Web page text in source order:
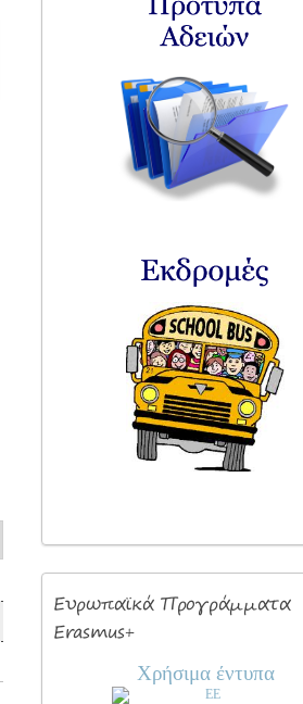
ΕυρωπαϊκάΠρογράμματα
Erasmus+
Χρήσιμα έντυπα